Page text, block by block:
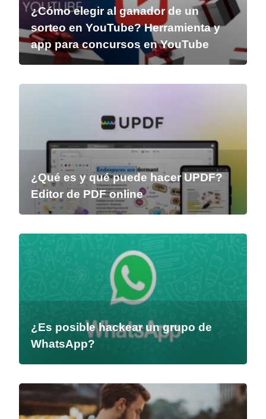
¿Cómo elegir al ganador de un
sorteo en YouTube? Herramienta y
app para concursos en YouTube
¿Qué es y qué puede hacer UPDF?
Editor de PDF online
¿Es posible hackear un grupo de
WhatsApp?